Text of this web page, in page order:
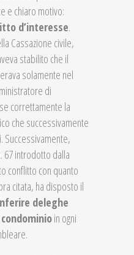
e chiaro motivo:
d’interesse.
Cassazione civile,
stabilito che il
solamente nel
di
correttamente la
che successivamente
Successivamente,
67 introdotto dalla
conflitto con quanto
citata, ha disposto il
deleghe
in ogni